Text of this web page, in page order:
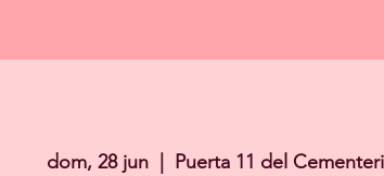
dom, 28 jun Puerta 11 del